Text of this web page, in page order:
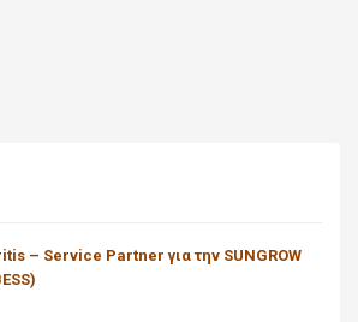
– Service Partner για την SUNGROW